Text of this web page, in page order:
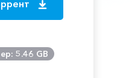
5.46 GB